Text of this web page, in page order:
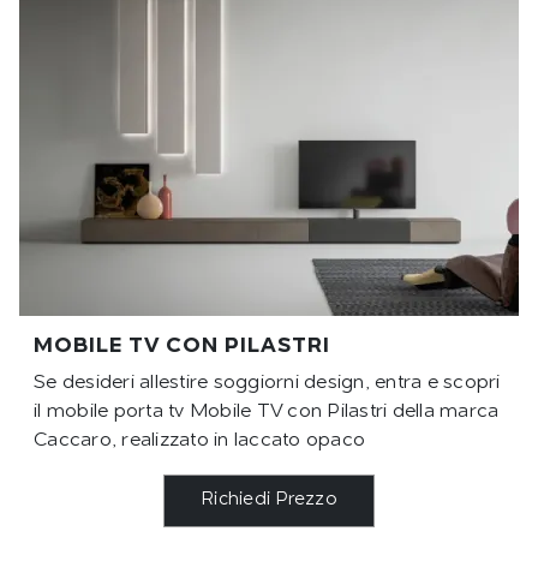
MOBILE TV CON PILASTRI
Se desideri allestire soggiorni design, entra e scopri
il mobile porta tv Mobile TV con Pilastri della marca
Caccaro, realizzato in laccato opaco
Richiedi Prezzo